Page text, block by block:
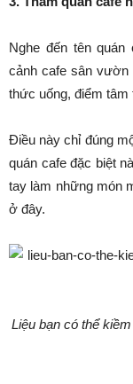
Nghe đến tên
cảnh cafe sân vườn
thức uống, điểm tâm
Điều này chỉ đúng
quán cafe đặc biệt
tay làm những món
ở đây.
Liệu bạn có thể